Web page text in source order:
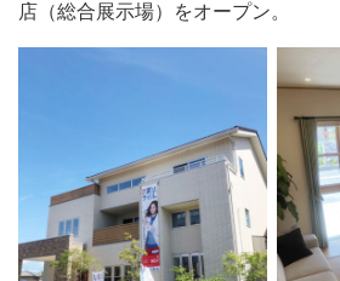
店（総合展示場）をオープン。